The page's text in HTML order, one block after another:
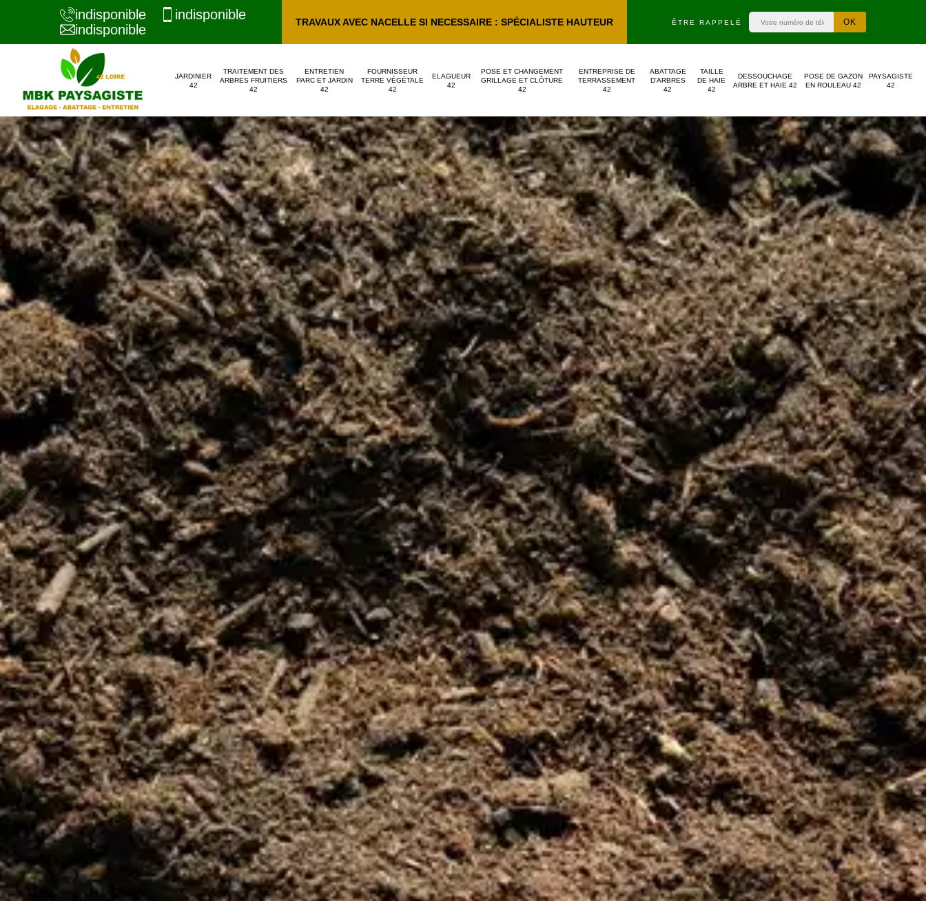
indisponible
indisponible
indisponible
TRAVAUX AVEC NACELLE SI NECESSAIRE : SPÉCIALISTE HAUTEUR ÊTRE RAPPELÉ
JARDINIER
42
TRAITEMENT DES
ARBRES FRUITIERS
42
ENTRETIEN
PARC ET JARDIN
42
FOURNISSEUR
TERRE VÉGÉTALE
42
ELAGUEUR
42
POSE ET CHANGEMENT
GRILLAGE ET CLÔTURE
42
ENTREPRISE DE
TERRASSEMENT
42
ABATTAGE
D'ARBRES
42
TAILLE
DE HAIE
42
DESSOUCHAGE
ARBRE ET HAIE 42
POSE DE GAZON
EN ROULEAU 42
PAYSAGISTE
42